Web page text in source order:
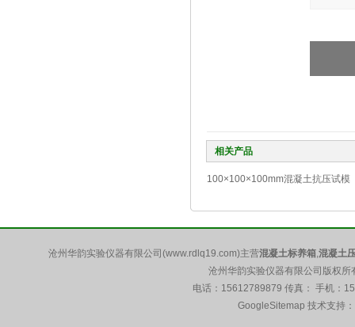
相关产品
100×100×100mm混凝土抗压试模
沧州华韵实验仪器有限公司(www.rdlq19.com)主营混凝土标养箱,混凝土
沧州华韵实验仪器有限公司版权
电话：15612789879 传真： 手机：
GoogleSitemap 技术支持